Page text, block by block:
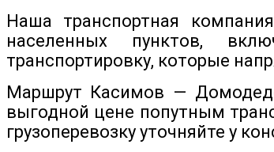
Наша транспортная
населенных пунктов,
транспортировку, которые
Маршрут Касимов —
выгодной цене попутным
грузоперевозку уточняйте у